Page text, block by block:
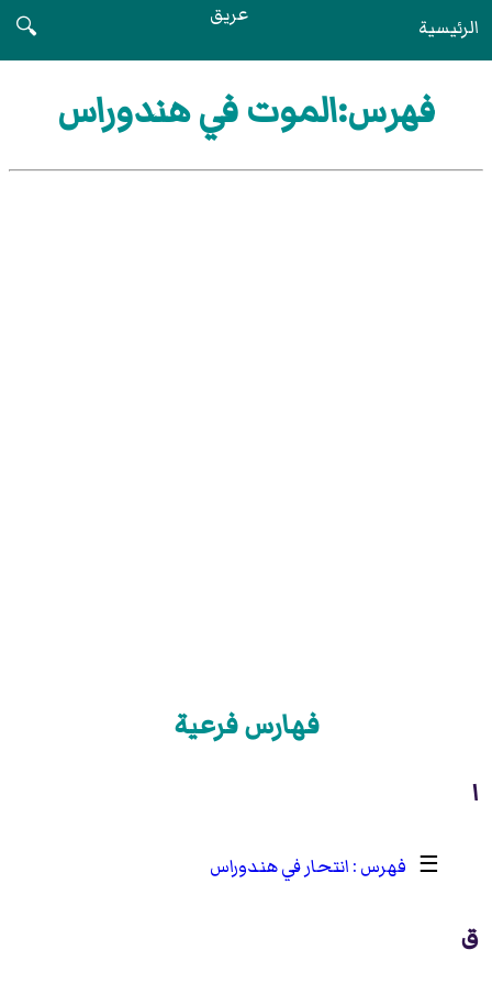
الرئيسية عريق
🔍
فهرس:الموت في هندوراس
فهارس فرعية
ا
☰ انتحار في هندوراس
ق